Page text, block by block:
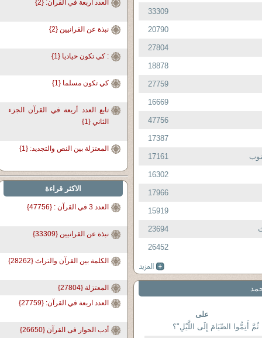
33309
20790
27804
18878
27759
16669
47756
17387
17161
16302
17966
15919
23694
26452
على
ثُمَّ أَتِمُّوا الصِّيَامَ إِلَى اللَّيْلِ"؟
العدد اربعة في القرآن: {2}
نبذة عن القرانيين {2}
: كي تكون حياديا {1}
كي تكون مسلما {1}
تابع العدد أربعة في القرآن الجزء
الثاني {1}
المعتزلة بين النص والتجديد: {1}
الاكثر قراءة
العدد 3 في القرآن : {47756}
نبذة عن القرانيين {33309}
الكلمة بين القرآن والتراث {28262}
المعتزلة {27804}
العدد اربعة في القرآن: {27759}
أدب الحوار فى القرآن {26650}